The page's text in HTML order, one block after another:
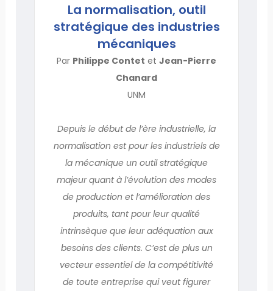
La normalisation, outil
stratégique des industries
mécaniques
Par Philippe Contet et Jean-Pierre
Chanard
UNM
Depuis le début de l’ère industrielle, la
normalisation est pour les industriels de
la mécanique un outil stratégique
majeur quant à l’évolution des modes
de production et l’amélioration des
produits, tant pour leur qualité
intrinsèque que leur adéquation aux
besoins des clients. C’est de plus un
vecteur essentiel de la compétitivité
de toute entreprise qui veut figurer